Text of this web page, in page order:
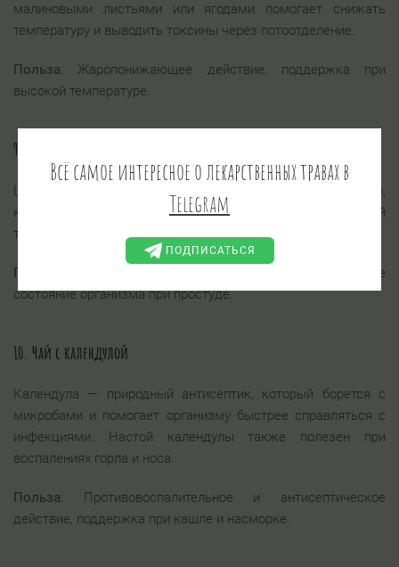
малиновыми листьями или ягодами помогает снижать
температуру и выводить токсины через потоотделение.
Польза: Жаропонижающее действие, поддержка при
высокой температуре.
9.
Шалфей — мощное противовоспалительное средство,
которое помогает при боли в горле и кашле. Его настой
также укрепляет иммунитет.
Польза
: Уменьшает воспаление в горле, улучшает общее
состояние организма при простуде.
10. Чай с календулой
Календула — природный антисептик, который борется с
микробами и помогает организму быстрее справляться с
инфекциями. Настой календулы также полезен при
воспалениях горла и носа.
Польза: Противовоспалительное и антисептическое
действие, поддержка при кашле и насморке.
Всё самое интересное о лекарственных травах в
Telegram
ПОДПИСАТЬСЯ